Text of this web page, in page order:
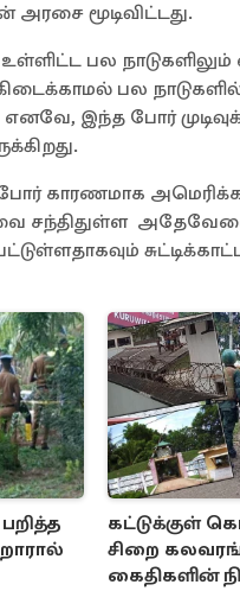
மூடிவிட்டது.
பல நாடுகளிலும்
பல
எனவே, இந்த போர்
காரணமாக
சந்திதுள்ள
கட்டுக்குள்
சிறை
கைதிகளின்